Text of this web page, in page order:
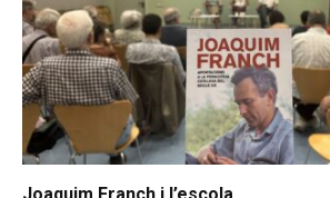
Joaquim Franch i l’escola